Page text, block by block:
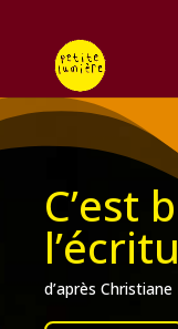
C’est
d’après